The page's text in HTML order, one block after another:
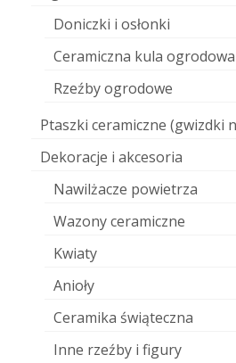
Doniczki i osłonki
Ceramiczna kula ogrodowa
Rzeźby ogrodowe
Ptaszki ceramiczne (gwizdki
Dekoracje i akcesoria
Nawilżacze powietrza
Wazony ceramiczne
Kwiaty
Anioły
Ceramika świąteczna
Inne rzeźby i figury